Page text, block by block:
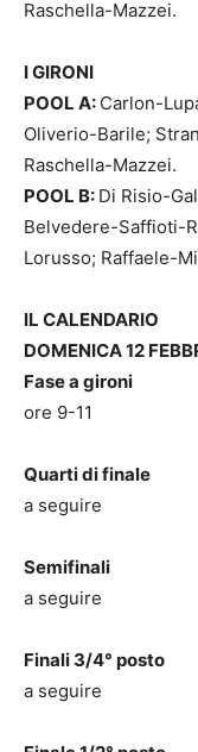
Raschella-Mazzei.
I GIRONI
POOL A: Carlon-
Oliverio-Barile;
Raschella-Mazzei.
POOL B: Di Risio-
Belvedere-Saffioti-
Lorusso; Raffaele-
IL CALENDARIO
DOMENICA 12
Fase a gironi
ore 9-11
Quarti di finale
a seguire
Semifinali
a seguire
Finali 3/4° posto
a seguire